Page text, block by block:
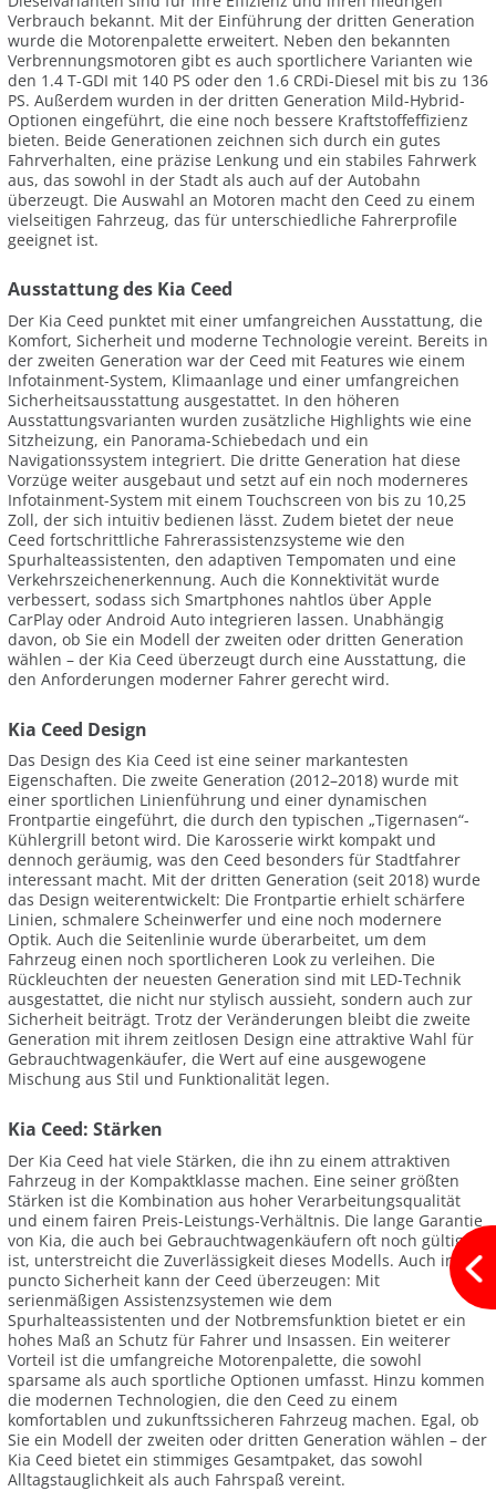
Verbrauch bekannt. Mit der Einführung der dritten Generation
wurde die Motorenpalette erweitert. Neben den bekannten
Verbrennungsmotoren gibt es auch sportlichere Varianten wie
den 1.4 T-GDI mit 140 PS oder den 1.6 CRDi-Diesel mit bis zu 136
PS. Außerdem wurden in der dritten Generation Mild-Hybrid-
Optionen eingeführt, die eine noch bessere Kraftstoffeffizienz
bieten. Beide Generationen zeichnen sich durch ein gutes
Fahrverhalten, eine präzise Lenkung und ein stabiles Fahrwerk
aus, das sowohl in der Stadt als auch auf der Autobahn
überzeugt. Die Auswahl an Motoren macht den Ceed zu einem
vielseitigen Fahrzeug, das für unterschiedliche Fahrerprofile
geeignet ist.
Ausstattung des Kia Ceed
Der Kia Ceed punktet mit einer umfangreichen Ausstattung, die
Komfort, Sicherheit und moderne Technologie vereint. Bereits in
der zweiten Generation war der Ceed mit Features wie einem
Infotainment-System, Klimaanlage und einer umfangreichen
Sicherheitsausstattung ausgestattet. In den höheren
Ausstattungsvarianten wurden zusätzliche Highlights wie eine
Sitzheizung, ein Panorama-Schiebedach und ein
Navigationssystem integriert. Die dritte Generation hat diese
Vorzüge weiter ausgebaut und setzt auf ein noch moderneres
Infotainment-System mit einem Touchscreen von bis zu 10,25
Zoll, der sich intuitiv bedienen lässt. Zudem bietet der neue
Ceed fortschrittliche Fahrerassistenzsysteme wie den
Spurhalteassistenten, den adaptiven Tempomaten und eine
Verkehrszeichenerkennung. Auch die Konnektivität wurde
verbessert, sodass sich Smartphones nahtlos über Apple
CarPlay oder Android Auto integrieren lassen. Unabhängig
davon, ob Sie ein Modell der zweiten oder dritten Generation
wählen – der Kia Ceed überzeugt durch eine Ausstattung, die
den Anforderungen moderner Fahrer gerecht wird.
Kia Ceed Design
Das Design des Kia Ceed ist eine seiner markantesten
Eigenschaften. Die zweite Generation (2012–2018) wurde mit
einer sportlichen Linienführung und einer dynamischen
Frontpartie eingeführt, die durch den typischen „Tigernasen“-
Kühlergrill betont wird. Die Karosserie wirkt kompakt und
dennoch geräumig, was den Ceed besonders für Stadtfahrer
interessant macht. Mit der dritten Generation (seit 2018) wurde
das Design weiterentwickelt: Die Frontpartie erhielt schärfere
Linien, schmalere Scheinwerfer und eine noch modernere
Optik. Auch die Seitenlinie wurde überarbeitet, um dem
Fahrzeug einen noch sportlicheren Look zu verleihen. Die
Rückleuchten der neuesten Generation sind mit LED-Technik
ausgestattet, die nicht nur stylisch aussieht, sondern auch zur
Sicherheit beiträgt. Trotz der Veränderungen bleibt die zweite
Generation mit ihrem zeitlosen Design eine attraktive Wahl für
Gebrauchtwagenkäufer, die Wert auf eine ausgewogene
Mischung aus Stil und Funktionalität legen.
Kia Ceed: Stärken
Der Kia Ceed hat viele Stärken, die ihn zu einem attraktiven
Fahrzeug in der Kompaktklasse machen. Eine seiner größten
Stärken ist die Kombination aus hoher Verarbeitungsqualität
und einem fairen Preis-Leistungs-Verhältnis. Die lange Garantie
von Kia, die auch bei Gebrauchtwagenkäufern oft noch gültig
ist, unterstreicht die Zuverlässigkeit dieses Modells. Auch in
puncto Sicherheit kann der Ceed überzeugen: Mit
serienmäßigen Assistenzsystemen wie dem
Spurhalteassistenten und der Notbremsfunktion bietet er ein
hohes Maß an Schutz für Fahrer und Insassen. Ein weiterer
Vorteil ist die umfangreiche Motorenpalette, die sowohl
sparsame als auch sportliche Optionen umfasst. Hinzu kommen
die modernen Technologien, die den Ceed zu einem
komfortablen und zukunftssicheren Fahrzeug machen. Egal, ob
Sie ein Modell der zweiten oder dritten Generation wählen – der
Kia Ceed bietet ein stimmiges Gesamtpaket, das sowohl
Alltagstauglichkeit als auch Fahrspaß vereint.